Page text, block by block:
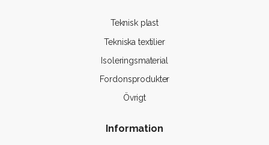
Teknisk plast
Tekniska textilier
Isoleringsmaterial
Fordonsprodukter
Övrigt
Information